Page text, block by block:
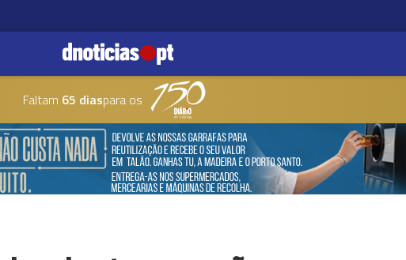
Faltam 65 diaspara os